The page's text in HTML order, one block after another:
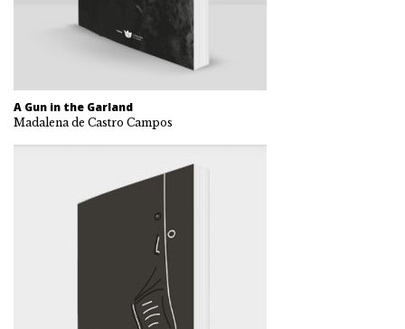
A Gun in the Garland
Madalena de Castro Campos